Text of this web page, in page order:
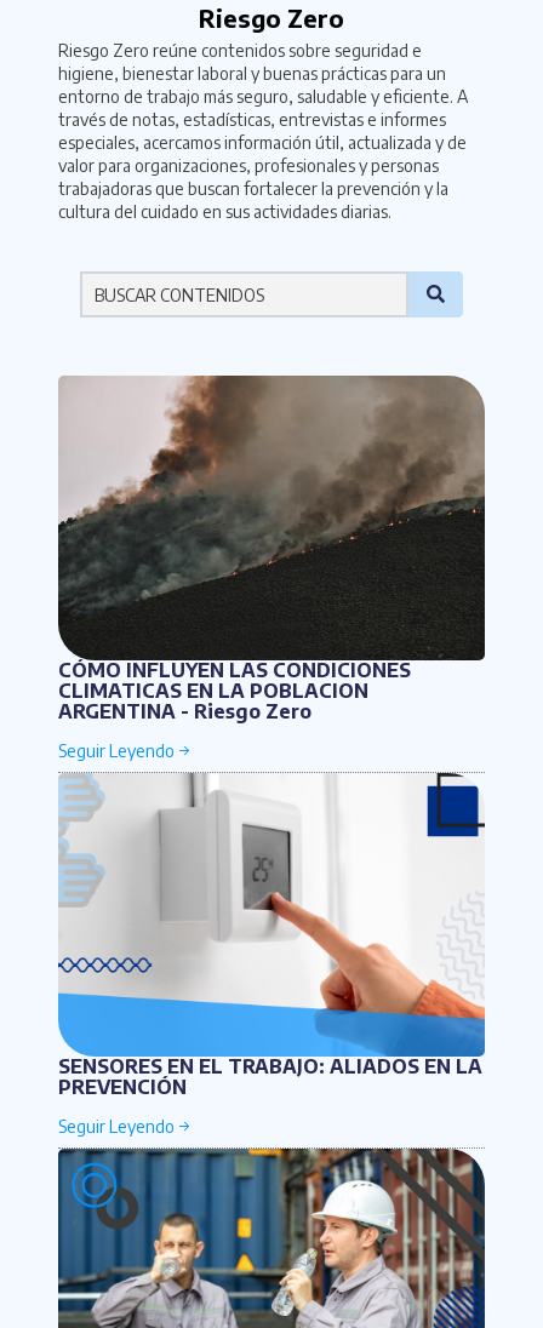
Riesgo Zero
Riesgo Zero reúne contenidos sobre seguridad e
higiene, bienestar laboral y buenas prácticas para un
entorno de trabajo más seguro, saludable y eficiente. A
través de notas, estadísticas, entrevistas e informes
especiales, acercamos información útil, actualizada y de
valor para organizaciones, profesionales y personas
trabajadoras que buscan fortalecer la prevención y la
cultura del cuidado en sus actividades diarias.
CÓMO INFLUYEN LAS CONDICIONES
CLIMATICAS EN LA POBLACION
ARGENTINA - Riesgo Zero
SENSORES EN EL TRABAJO: ALIADOS EN LA
PREVENCIÓN